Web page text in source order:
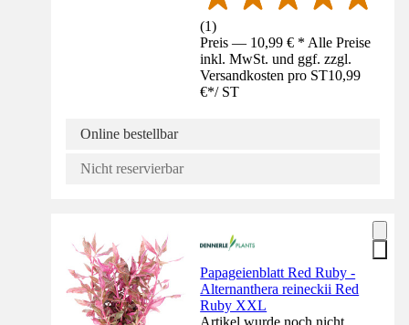
(1)
Preis — 10,99 € * Alle Preise
inkl. MwSt. und ggf. zzgl.
Versandkosten pro ST10,99
€*/ ST
Online bestellbar
Nicht reservierbar
Papageienblatt Red Ruby -
Alternanthera reineckii Red
Ruby XXL
Artikel wurde noch nicht